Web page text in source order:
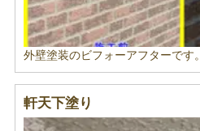
外壁塗装のビフォーアフターです。
軒天下塗り